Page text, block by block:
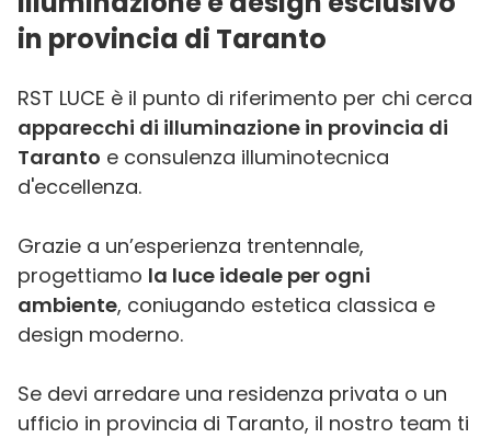
in provincia di Taranto
RST LUCE è il punto di riferimento per chi cerca
apparecchi di illuminazione in provincia di
Taranto e consulenza illuminotecnica
d'eccellenza.
Grazie a un’esperienza trentennale,
progettiamo la luce ideale per ogni
ambiente, coniugando estetica classica e
design moderno.
Se devi arredare una residenza privata o un
ufficio in provincia di Taranto, il nostro team ti